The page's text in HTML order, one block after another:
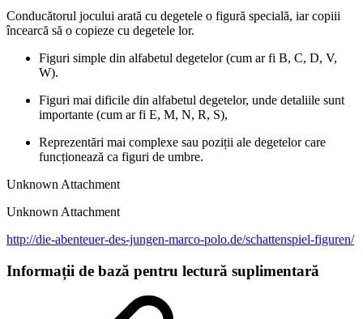
Conducătorul jocului arată cu degetele o figură specială, iar copiii
încearcă să o copieze cu degetele lor.
Figuri simple din alfabetul degetelor (cum ar fi B, C, D, V,
W).
Figuri mai dificile din alfabetul degetelor, unde detaliile sunt
importante (cum ar fi E, M, N, R, S),
Reprezentări mai complexe sau poziții ale degetelor care
funcționează ca figuri de umbre.
Unknown Attachment
Unknown Attachment
http://die-abenteuer-des-jungen-marco-polo.de/schattenspiel-figuren/
Informații de bază pentru lectură suplimentară